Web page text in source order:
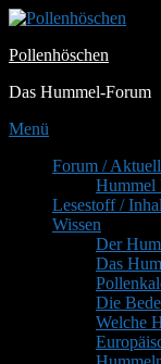
Zum
springen
Pollenhöschen
Das Hummel-Forum
Menü
Primäres
Forum /
Hummel
Lesestoff /
Wissen
Der
Das
Die
Welche